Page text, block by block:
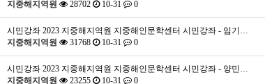
지중해지역원
28702 10-31 0
시민강좌 2023 지중해지역원 지중해인문학센터 시민강좌 - 임기…
지중해지역원
31768 10-31 0
시민강좌 2023 지중해지역원 지중해인문학센터 시민강좌 - 양민…
지중해지역원
23255 10-31 0